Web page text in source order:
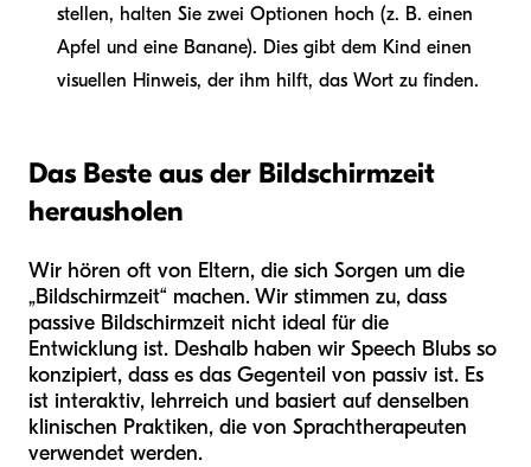
stellen, halten Sie zwei Optionen hoch (z. B. einen
Apfel und eine Banane). Dies gibt dem Kind einen
visuellen Hinweis, der ihm hilft, das Wort zu finden.
Das Beste aus der Bildschirmzeit
herausholen
Wir hören oft von Eltern, die sich Sorgen um die
„Bildschirmzeit“ machen. Wir stimmen zu, dass
passive Bildschirmzeit nicht ideal für die
Entwicklung ist. Deshalb haben wir Speech Blubs so
konzipiert, dass es das Gegenteil von passiv ist. Es
ist interaktiv, lehrreich und basiert auf denselben
klinischen Praktiken, die von Sprachtherapeuten
verwendet werden.